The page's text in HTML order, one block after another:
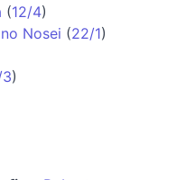
(12/4)
Nosei (22/1)
3)